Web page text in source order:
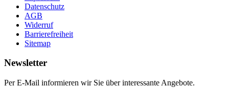
Datenschutz
AGB
Widerruf
Barrierefreiheit
Sitemap
Newsletter
Per E-Mail informieren wir Sie über interessante Angebote.